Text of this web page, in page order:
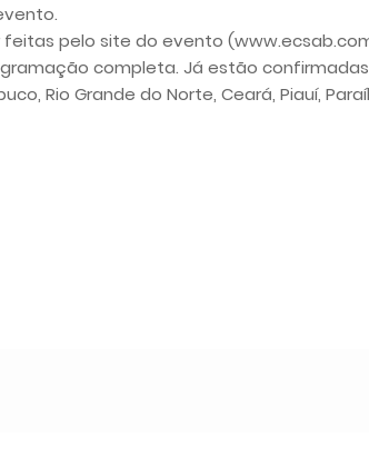
pelo site do evento
completa. Já estão confirmadas
Rio Grande do Norte, Ceará, Piauí,